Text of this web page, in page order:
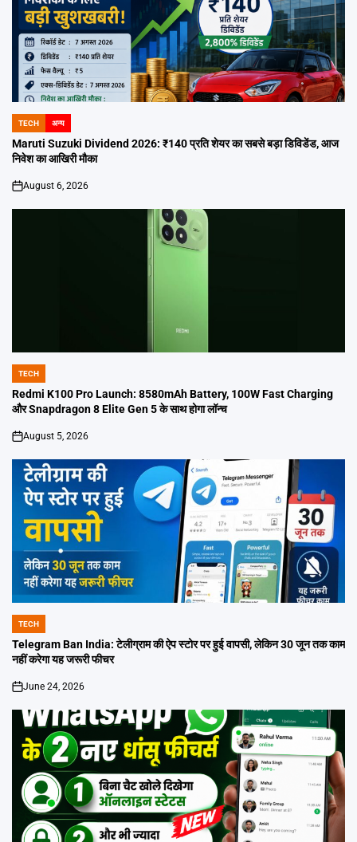
POSTED
IN
TECH अन्य
Maruti Suzuki Dividend 2026: ₹140 प्रति शेयर का सबसे बड़ा डिविडेंड, आज
निवेश का आखिरी मौका
on
August 6, 2026
POSTED
IN
TECH
Redmi K100 Pro Launch: 8580mAh Battery, 100W Fast Charging
और Snapdragon 8 Elite Gen 5 के साथ होगा लॉन्च
on
August 5, 2026
POSTED
IN
TECH
Telegram Ban India: टेलीग्राम की ऐप स्टोर पर हुई वापसी, लेकिन 30 जून तक काम
नहीं करेगा यह जरूरी फीचर
on
June 24, 2026